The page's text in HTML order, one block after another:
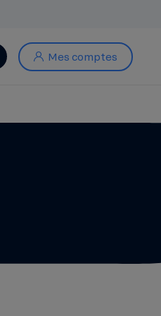
Mes comptes